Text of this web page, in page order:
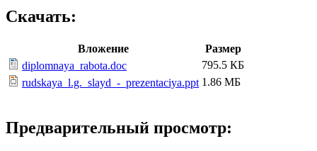
Скачать:
Вложение
Размер
diplomnaya_rabota.doc
795.5 КБ
rudskaya_l.g._slayd_-_prezentaciya.ppt 1.86 МБ
Предварительный просмотр: